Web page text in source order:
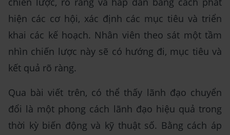
hiện các cơ hội, xác định các mục tiêu và triển
khai các kế hoạch. Nhân viên theo sát một tầm
nhìn chiến lược này sẽ có hướng đi, mục tiêu và
kết quả rõ ràng.
Qua bài viết trên, có thể thấy lãnh đạo chuyển
đổi là một phong cách lãnh đạo hiệu quả trong
thời kỳ biến động và kỹ thuật số. Bằng cách áp